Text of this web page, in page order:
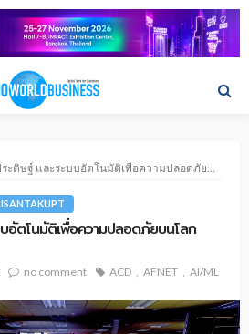
ษฐ์ และระบบอัตโนมัติเพื่อความปลอดภัยบนโลกไซเบอร์
ตโนมัติเพื่อความปลอดภัยบนโลก
no comment ACD AFNET AI/ML